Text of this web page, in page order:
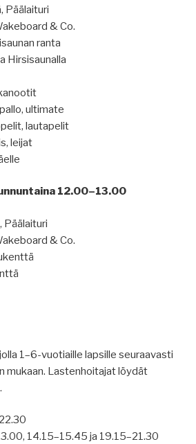
Päälaituri
& Co.
ranta
Hirsisaunalla
ultimate
lautapelit
leijat
12.00–13.00
& Co.
1–6-vuotiaille lapsille seuraavasti
mukaan. Lastenhoitajat löydät
14.15–15.45 ja 19.15–21.30